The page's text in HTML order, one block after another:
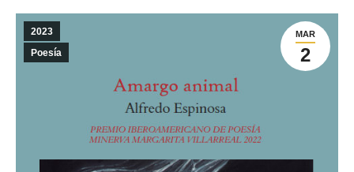
MAR
2
2023
Poesía